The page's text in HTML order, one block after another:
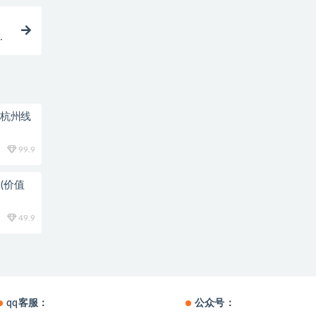
州线
99.9
价值
49.9
qq客服： 公众号：